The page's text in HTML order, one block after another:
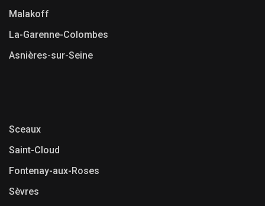
Malakoff
La-Garenne-Colombes
Asnières-sur-Seine
Sceaux
Saint-Cloud
Fontenay-aux-Roses
Sèvres